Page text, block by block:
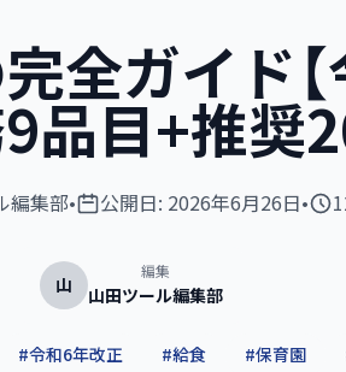
全ガイド
品目+推奨
編集部• 公開日: 2026年6月26日 •
山
編集
山田ツール編集部
#令和6年改正 #給食 #保育園